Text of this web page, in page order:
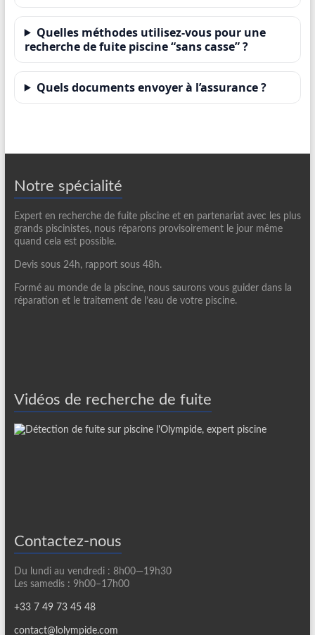
Quelles méthodes utilisez-vous pour une
recherche de fuite piscine “sans casse” ?
Quels documents envoyer à l’assurance ?
Notre spécialité
Expert en recherche de fuite piscine et en partenariat avec les plus
grands piscinistes, nous réparons provisoirement le jour même
quand cela est possible.
Devis sous 24h, rapport sous 48h.
Formé au monde de la piscine, nous saurons vous guider dans la
réparation et le traitement de l’eau de votre piscine.
Vidéos de recherche de fuite
Contactez-nous
Du lundi au vendredi : 8h00—19h30
Les samedis : 9h00–17h00
+33 7 49 73 45 48
contact@lolympide.com